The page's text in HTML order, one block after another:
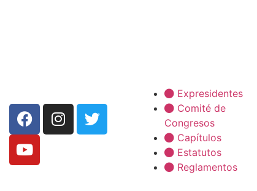
Expresidentes
Comité de
Congresos
Capítulos
Estatutos
Reglamentos